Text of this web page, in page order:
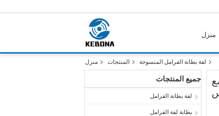
منزل
منزل المنتجات لفة بطانة الفرامل المنسوجة
جميع المنتجات
لفة بطانة الفرامل
بطانة لفة الفرامل